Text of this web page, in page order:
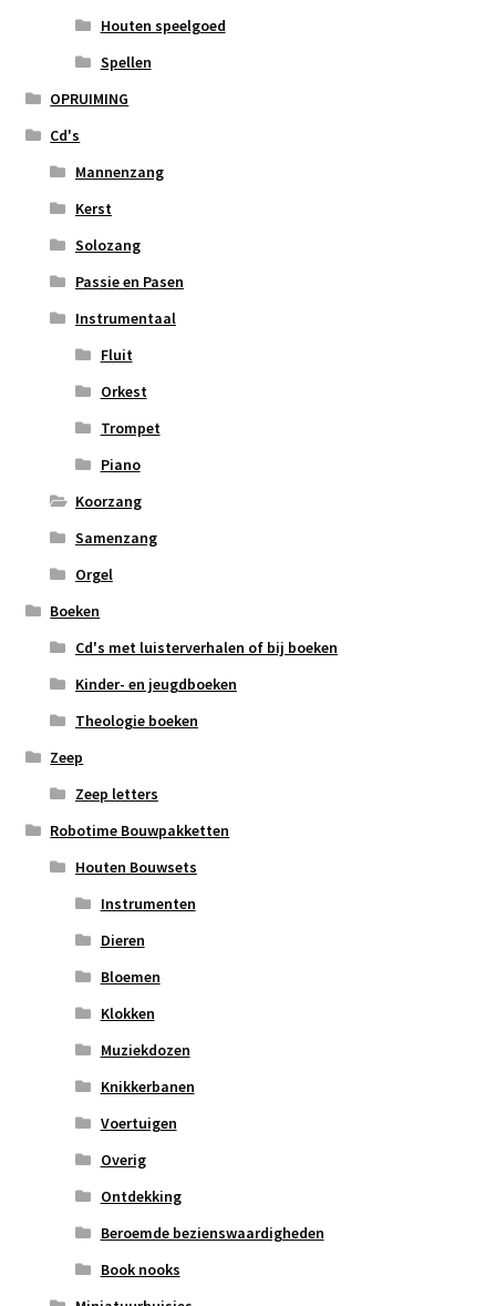
Houten speelgoed
Spellen
OPRUIMING
Cd's
Mannenzang
Kerst
Solozang
Passie en Pasen
Instrumentaal
Fluit
Orkest
Trompet
Piano
Koorzang
Samenzang
Orgel
Boeken
Cd's met luisterverhalen of bij boeken
Kinder- en jeugdboeken
Theologie boeken
Zeep
Zeep letters
Robotime Bouwpakketten
Houten Bouwsets
Instrumenten
Dieren
Bloemen
Klokken
Muziekdozen
Knikkerbanen
Voertuigen
Overig
Ontdekking
Beroemde bezienswaardigheden
Book nooks